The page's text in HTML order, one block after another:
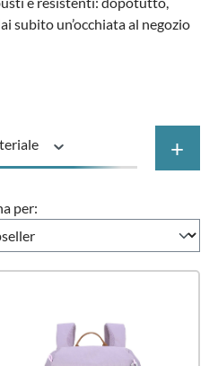
subito un’occhiata al negozio
+
per: